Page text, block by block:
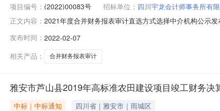
项目编号： (2022)00083号 招标单位： 四川宇龙会计师事务所有
正文内容： 2021年度合并财务报表审计直选方式选择中介机构公示
5000元服务金额说明：本次审计服务的收费是根据被委
发布时间： 2022-02-07
相关产品：
合并财务报表审计
雅安市芦山县2019年高标准农田建设项目竣工财务
中标｜中标通知
四川省｜雅安市｜雨城区